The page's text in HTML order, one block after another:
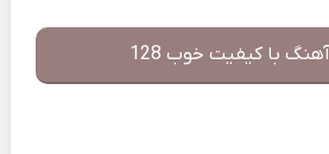
با کیفیت خوب 128